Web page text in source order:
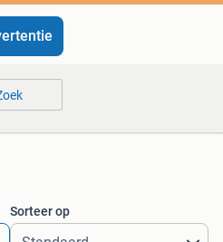
Sorteer op